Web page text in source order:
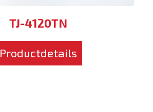
TJ-4120TN
Productdetails